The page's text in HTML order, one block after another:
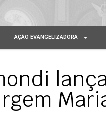
AÇÃO EVANGELIZADORA